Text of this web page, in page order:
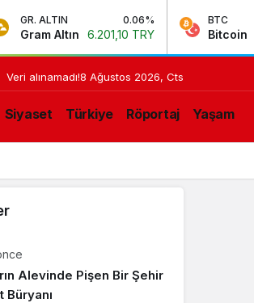
GR. ALTIN 0.06%
Gram Altın 6.201,10 TRY
BTC
Bitcoin
Veri alınamadı!8 Ağustos 2026, Cts
Siyaset Türkiye Röportaj Yaşam
Alevinde Pişen Bir Şehir